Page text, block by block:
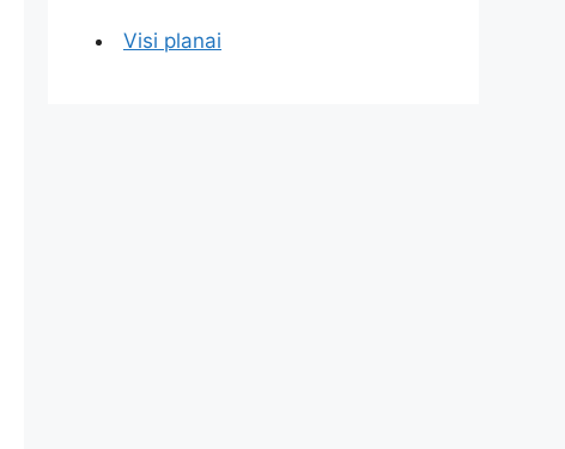
Visi planai